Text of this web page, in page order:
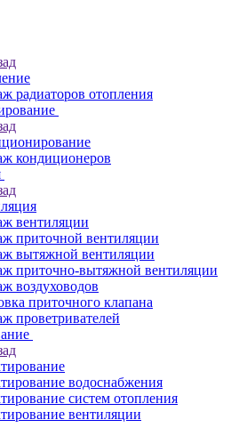
радиаторов отопления
кондиционеров
вентиляции
приточной вентиляции
вытяжной вентиляции
приточно-вытяжной вентиляции
воздуховодов
приточного клапана
проветривателей
водоснабжения
систем отопления
вентиляции